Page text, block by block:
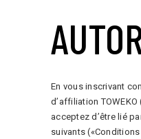
En vous inscrivant
d’affiliation
acceptez d’être lié
suivants